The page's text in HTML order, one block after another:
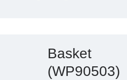
Basket
(WP90503)